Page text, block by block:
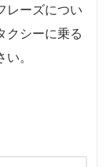
レーズについ
クシーに乗る
。